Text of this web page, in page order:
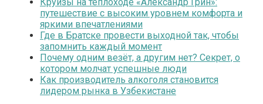
путешествие с высоким уровнем комфорта и
яркими впечатлениями
Где в Братске провести выходной так, чтобы
запомнить каждый момент
Почему одним везёт, а другим нет? Секрет, о
котором молчат успешные люди
Как производитель алкоголя становится
лидером рынка в Узбекистане